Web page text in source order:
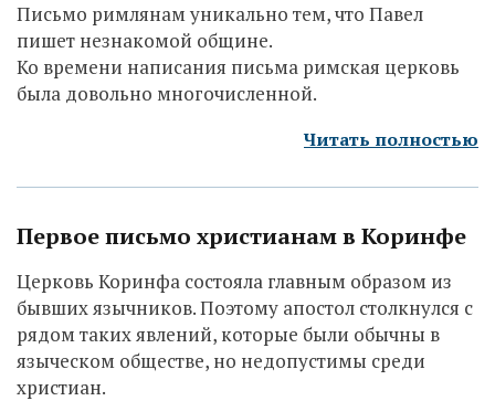
Письмо римлянам уникально тем, что Павел
пишет незнакомой общине.
Ко времени написания письма римская церковь
была довольно многочисленной.
Читать полностью
Первое письмо христианам в Коринфе
Церковь Коринфа состояла главным образом из
бывших язычников. Поэтому апостол столкнулся с
рядом таких явлений, которые были обычны в
языческом обществе, но недопустимы среди
христиан.